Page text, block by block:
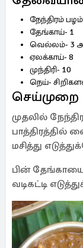
நேந்திரம்
தேங்காய்- 1
வெல்லம்- 3
ஏலக்காய்- 8
முந்திரி- 10
நெய்-
செய்முறை
முதலில்
பாத்திரத்தில்
மசித்து
பின்
வடிகட்டி